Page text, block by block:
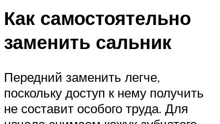
Как самостоятельно
заменить сальник
Передний заменить легче,
поскольку доступ к нему получить
не составит особого труда. Для